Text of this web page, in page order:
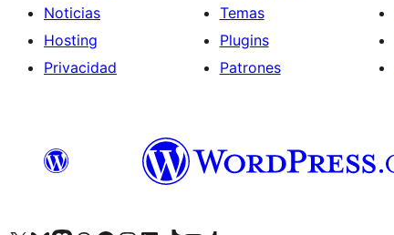
Noticias
Hosting
Privacidad
Temas
Plugins
Patrones